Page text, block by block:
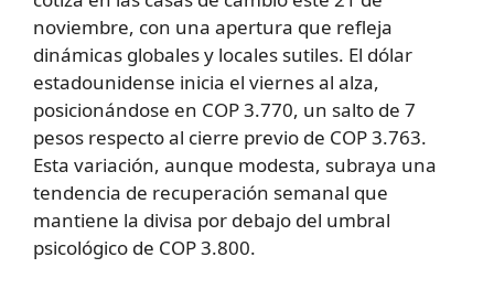
noviembre, con una apertura que refleja
dinámicas globales y locales sutiles. El dólar
estadounidense inicia el viernes al alza,
posicionándose en COP 3.770, un salto de 7
pesos respecto al cierre previo de COP 3.763.
Esta variación, aunque modesta, subraya una
tendencia de recuperación semanal que
mantiene la divisa por debajo del umbral
psicológico de COP 3.800.